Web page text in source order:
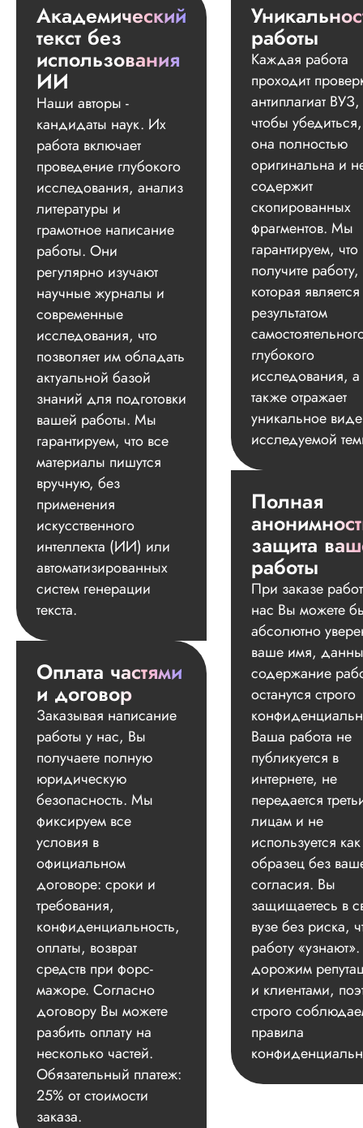
Академический
текст без
использования
ИИ
Наши авторы -
кандидаты наук. Их
работа включает
проведение глубокого
исследования, анализ
литературы и
грамотное написание
работы. Они
регулярно изучают
научные журналы и
современные
исследования, что
позволяет им обладать
актуальной базой
знаний для подготовки
вашей работы. Мы
гарантируем, что все
материалы пишутся
вручную, без
применения
искусственного
интеллекта (ИИ) или
автоматизированных
систем генерации
текста.
Оплата частями
и договор
Заказывая написание
работы у нас, Вы
получаете полную
юридическую
безопасность. Мы
фиксируем все
условия в
официальном
договоре: сроки и
требования,
конфиденциальность,
оплаты, возврат
средств при форс-
мажоре. Согласно
договору Вы можете
разбить оплату на
несколько частей.
Обязательный платеж:
25% от стоимости
заказа.
работы
Каждая работа
проходит
антиплагиат ВУЗ,
чтобы
она полностью
оригинальна и
содержит
скопированных
фрагментов. Мы
гарантируем,
получите работу,
которая является
результатом
глубокого
исследования, а
также отражает
уникальное
исследуемой
Полная
защита
работы
При заказе
нас Вы можете
абсолютно
ваше имя,
содержание
останутся строго
Ваша работа не
публикуется в
интернете, не
передается
лицам и не
используется как
образец без
согласия. Вы
защищаетесь в
вузе без риска,
работу
дорожим
и клиентами,
строго
правила